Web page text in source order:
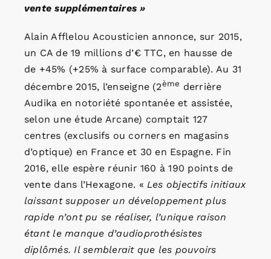
vente supplémentaires »
Alain Afflelou Acousticien annonce, sur 2015,
un CA de 19 millions d’€ TTC, en hausse de
de +45% (+25% à surface comparable). Au 31
décembre 2015, l’enseigne (2ème derrière
Audika en notoriété spontanée et assistée,
selon une étude Arcane) comptait 127
centres (exclusifs ou corners en magasins
d’optique) en France et 30 en Espagne. Fin
2016, elle espère réunir 160 à 190 points de
vente dans l’Hexagone. «Les objectifs initiaux
laissant supposer un développement plus
rapide n’ont pu se réaliser, l’unique raison
étant le manque d’audioprothésistes
diplômés. Il semblerait que les pouvoirs